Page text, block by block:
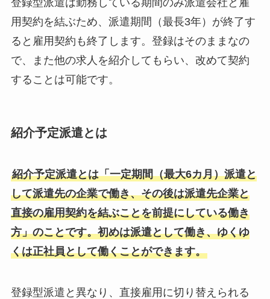
用契約を結ぶため、派遣期間（最長3年）が終了す
ると雇用契約も終了します。登録はそのままなの
で、また他の求人を紹介してもらい、改めて契約
することは可能です。
紹介予定派遣とは
紹介予定派遣とは「一定期間（最大6カ月）派遣と
して派遣先の企業で働き、その後は派遣先企業と
直接の雇用契約を結ぶことを前提にしている働き
方」のことです。初めは派遣として働き、ゆくゆ
くは正社員として働くことができます。
登録型派遣と異なり、直接雇用に切り替えられる